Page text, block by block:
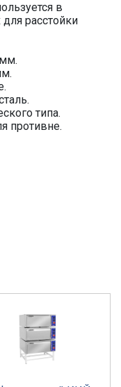
в
расстойки
типа.
противне.